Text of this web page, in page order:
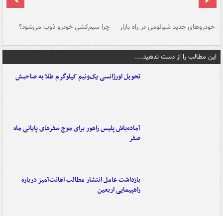
خودروهای جدید شیائومی در راه بازار چرا سیم‌کشی خودرو ذوب می‌شود؟
این مطالب را از دست ندهید....
تحویل اورژانسی یک‌ونیم کیلوگرم طلا به صاحبش
آماده‌باش پلیس راهور برای موج سفرهای پایانی ماه
صفر
بازداشت عامل انتشار مطالب اهانت‌آمیز درباره
راهپیمایی اربعین